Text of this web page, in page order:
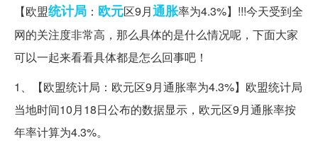
【欧盟统计局 ： 欧元区9月通胀率为4.3%】!!!今天受到全
网的关注度非常高，那么具体的是什么情况呢，下面大家
可以一起来看看具体都是怎么回事吧！
1、【欧盟统计局：欧元区9月通胀率为4.3%】欧盟统计局
当地时间10月18日公布的数据显示，欧元区9月通胀率按
年率计算为4.3%。